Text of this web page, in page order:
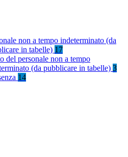
non a tempo indeterminato (da
in tabelle) 17
del personale non a tempo
(da pubblicare in tabelle) 3
14